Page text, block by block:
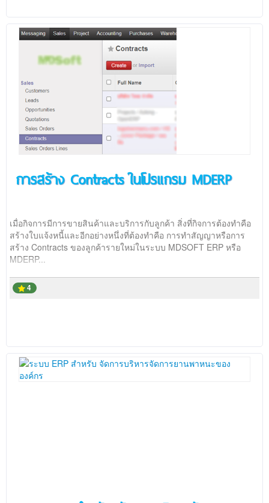
การสร้าง Contracts ในโปรแกรม MDERP
เมื่อกิจการมีการขายสินค้าและบริการกับลูกค้า สิ่งที่กิจการต้องทำคือ
สร้างใบแจ้งหนี้และอีกอย่างหนึ่งที่ต้องทำคือ การทำสัญญาหรือการ
สร้าง Contracts ของลูกค้ารายใหม่ในระบบ MDSOFT ERP หรือ
MDERP...
4